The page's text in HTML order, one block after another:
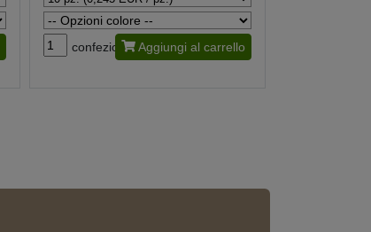
confezione Aggiungi al carrello